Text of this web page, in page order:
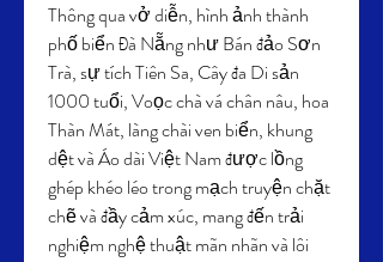
Thông qua vở diễn, hình ảnh thành
phố biển Đà Nẵng như Bán đảo Sơn
Trà, sự tích Tiên Sa, Cây đa Di sản
1000 tuổi, Voọc chà vá chân nâu, hoa
Thàn Mát, làng chài ven biển, khung
dệt và Áo dài Việt Nam được lồng
ghép khéo léo trong mạch truyện chặt
chẽ và đầy cảm xúc, mang đến trải
nghiệm nghệ thuật mãn nhãn và lôi